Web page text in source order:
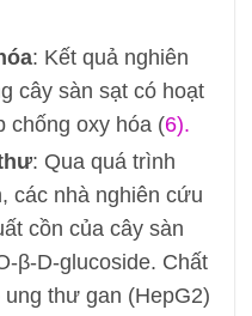
: Kết quả nghiên
cây sàn sạt có hoạt
chống oxy hóa (6).
: Qua quá trình
các nhà nghiên cứu
cồn của cây sàn
β-D-glucoside. Chất
thư gan (HepG2)